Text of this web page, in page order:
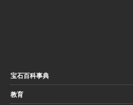
宝石百科事典
教育